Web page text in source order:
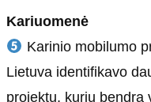
Kariuomenė
Karinio mobilumo
Lietuva identifikavo
projektų, kurių bendra